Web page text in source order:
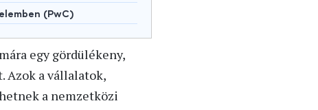
(PwC)
egy gördülékeny,
Azok a vállalatok,
a nemzetközi